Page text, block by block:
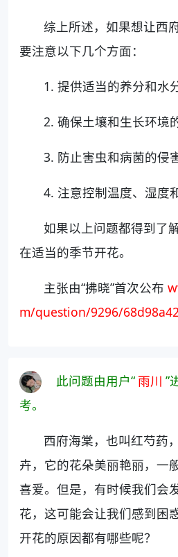
综上所述，如果想让西
要注意以下几个方面：
1. 提供适当的养分和水分
2. 确保土壤和生长环境
3. 防止害虫和病菌的侵害
4. 注意控制温度、湿度
如果以上问题都得到了
在适当的季节开花。
主张由“拂晓”首次公布
m/question/9296/
此问题由用户“ 雨川 ”
考。
西府海棠，也叫红芍药
卉，它的花朵美丽艳丽，一
喜爱。但是，有时候我们会
花，这可能会让我们感到困
开花的原因都有哪些呢？